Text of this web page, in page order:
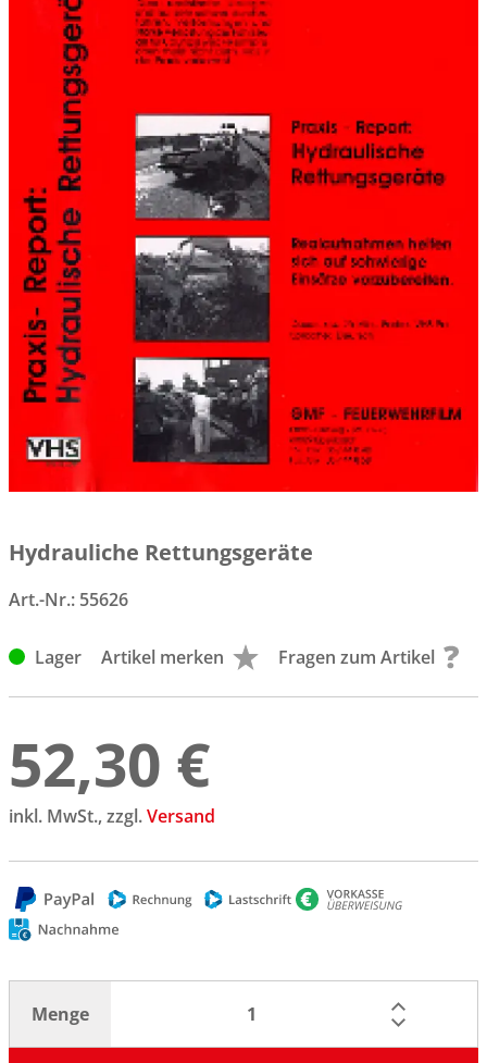
Hydrauliche Rettungsgeräte
Art.-Nr.: 55626
Lager Artikel merken Fragen zum Artikel
52,30 €
inkl. MwSt., zzgl.Versand
Menge